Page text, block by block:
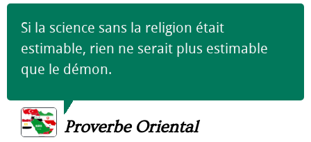
Si la science sans la religion était
estimable, rien ne serait plus estimable
que le démon.
Proverbe Oriental